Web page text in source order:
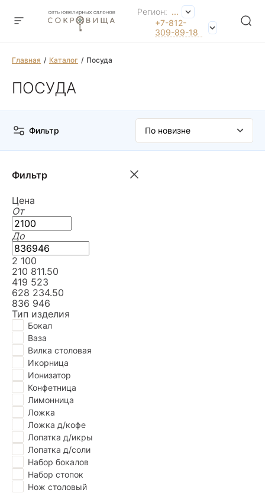
Регион: ...
+7-812-
309-89-18
Главная Каталог Посуда
ПОСУДА
Фильтр
Фильтр
Цена
От
До
2 100
210 811.50
419 523
628 234.50
836 946
Тип изделия
Бокал
Ваза
Вилка столовая
Икорница
Ионизатор
Конфетница
Лимонница
Ложка
Ложка д/кофе
Лопатка д/икры
Лопатка д/соли
Набор бокалов
Набор стопок
Нож столовый